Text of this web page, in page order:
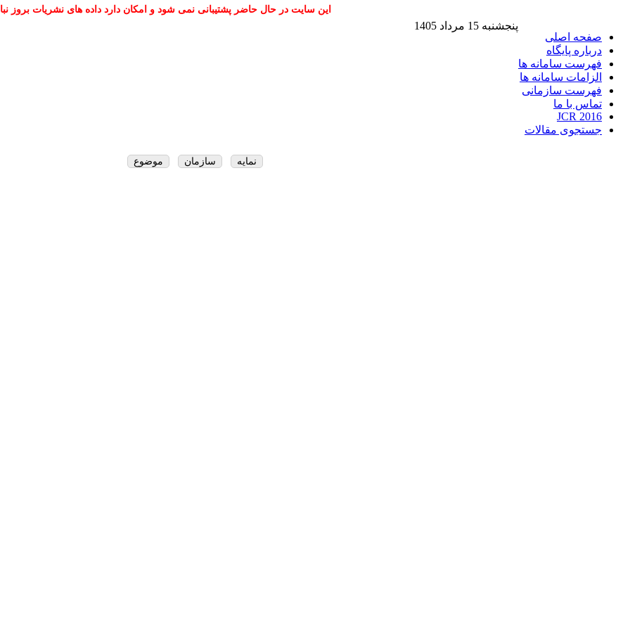
این سایت در حال حاضر پشتیبانی نمی شود و امکان دارد داده های نشریات بروز
صفحه اصلی
درباره پایگاه
فهرست سامانه ها
الزامات سامانه ها
فهرست سازمانی
تماس با ما
JCR 2016
جستجوی مقالات
پنجشنبه 15 مرداد 1405
نمایه سازمان موضوع